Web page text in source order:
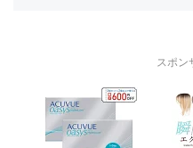
スポン